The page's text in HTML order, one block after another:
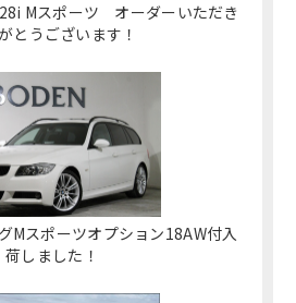
Mスポーツ オーダーいただき
とうございます！
Mスポーツオプション18AW付入
荷しました！